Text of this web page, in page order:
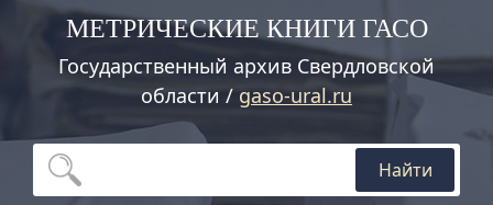
МЕТРИЧЕСКИЕ КНИГИ ГАСО
Государственный архив Свердловской
области / gaso-ural.ru
Найти